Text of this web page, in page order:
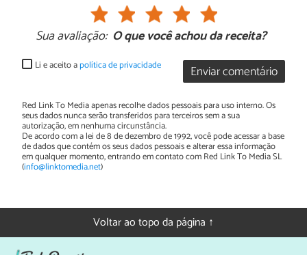
Sua avaliação: O que você achou da receita?
Enviar comentário
Li e aceito apolítica de privacidade
Red Link To Media apenas recolhe dados pessoais para uso interno. Os
seus dados nunca serão transferidos para terceiros sem a sua
autorização, em nenhuma circunstância.
De acordo com a lei de 8 de dezembro de 1992, você pode acessar a base
de dados que contém os seus dados pessoais e alterar essa informação
em qualquer momento, entrando em contato com Red Link To Media SL
(info@linktomedia.net)
Voltar ao topo da página ↑